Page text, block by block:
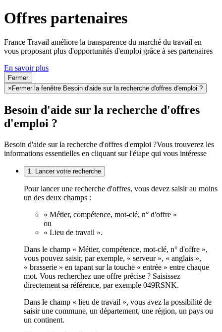
Offres partenaires
France Travail améliore la transparence du marché du travail en
vous proposant plus d'opportunités d'emploi grâce à ses partenaires
En savoir plus
Fermer
× Fermer la fenêtre Besoin d'aide sur la recherche d'offres d'emploi ?
Besoin d'aide sur la recherche d'offres
d'emploi ?
Besoin d'aide sur la recherche d'offres d'emploi ?Vous trouverez les
informations essentielles en cliquant sur l'étape qui vous intéresse
1. Lancer votre recherche
Pour lancer une recherche d'offres, vous devez saisir au moins
un des deux champs :
« Métier, compétence, mot-clé, n° d'offre »
ou
« Lieu de travail ».
Dans le champ « Métier, compétence, mot-clé, n° d'offre »,
vous pouvez saisir, par exemple, « serveur », « anglais »,
« brasserie » en tapant sur la touche « entrée » entre chaque
mot. Vous recherchez une offre précise ? Saisissez
directement sa référence, par exemple 049RSNK.
Dans le champ « lieu de travail », vous avez la possibilité de
saisir une commune, un département, une région, un pays ou
un continent.